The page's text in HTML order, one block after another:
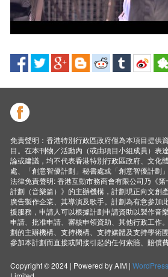
免責聲明：香港特別行政區政府僅為本項目提供
目。在本刊物／活動內（或由項目小組成員）表
論或建議，均不代表香港特別行政區政府、文化
處、「創意智優計劃」秘書處或「創意智優計劃
法律免責聲明: 香港互動市務商會有限公司乃《
計劃（音樂篇）》的主辦機構，計劃現正向文創
廣告製作企業、其導演及歌手。計劃為有意參加
援服務，申請人可以根據計劃申請資助以製作音
申請、批准申請、審核申領資助、其他行政工作
劃的主辦機構、支持機構、支持媒體及支持學術
參加本計劃而直接或間接引起的任何索賠、賠償
Copyright © 2024 | Powered by AIM |